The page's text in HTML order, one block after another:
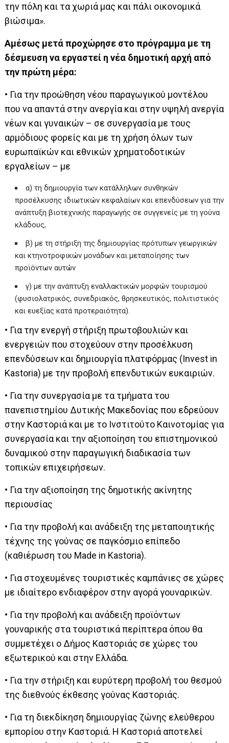
την πόλη και τα χωριά μας και πάλι οικονομικά
βιώσιμα».
Αμέσως μετά προχώρησε στο πρόγραμμα με τη
δέσμευση να εργαστεί η νέα δημοτική αρχή από
την πρώτη μέρα:
• Για την προώθηση νέου παραγωγικού μοντέλου
που να απαντά στην ανεργία και στην υψηλή ανεργία
νέων και γυναικών – σε συνεργασία με τους
αρμόδιους φορείς και με τη χρήση όλων των
ευρωπαϊκών και εθνικών χρηματοδοτικών
εργαλείων – με
α) τη δημιουργία των κατάλληλων συνθηκών
προσέλκυσης ιδιωτικών κεφαλαίων και επενδύσεων για την
ανάπτυξη βιοτεχνικής παραγωγής σε συγγενείς με τη γούνα
κλάδους,
β) με τη στήριξη της δημιουργίας πρότυπων γεωργικών
και κτηνοτροφικών μονάδων και μεταποίησης των
προϊόντων αυτών
γ) με την ανάπτυξη εναλλακτικών μορφών τουρισμού
(φυσιολατρικός, συνεδριακός, θρησκευτικός, πολιτιστικός
και ευεξίας κατά προτεραιότητα).
• Για την ενεργή στήριξη πρωτοβουλιών και
ενεργειών που στοχεύουν στην προσέλκυση
επενδύσεων και δημιουργία πλατφόρμας (Invest in
Kastoria) με την προβολή επενδυτικών ευκαιριών.
• Για την συνεργασία με τα τμήματα του
πανεπιστημίου Δυτικής Μακεδονίας που εδρεύουν
στην Καστοριά και με το Ινστιτούτο Καινοτομίας για
συνεργασία και την αξιοποίηση του επιστημονικού
δυναμικού στην παραγωγική διαδικασία των
τοπικών επιχειρήσεων.
• Για την αξιοποίηση της δημοτικής ακίνητης
περιουσίας
• Για την προβολή και ανάδειξη της μεταποιητικής
τέχνης της γούνας σε παγκόσμιο επίπεδο
(καθιέρωση του Made in Kastoria).
• Για στοχευμένες τουριστικές καμπάνιες σε χώρες
με ιδιαίτερο ενδιαφέρον στην αγορά γουναρικών.
• Για την προβολή και ανάδειξη προϊόντων
γουναρικής στα τουριστικά περίπτερα όπου θα
συμμετέχει ο Δήμος Καστοριάς σε χώρες του
εξωτερικού και στην Ελλάδα.
• Για την στήριξη και ευρύτερη προβολή του θεσμού
της διεθνούς έκθεσης γούνας Καστοριάς.
• Για τη διεκδίκηση δημιουργίας ζώνης ελεύθερου
εμπορίου στην Καστοριά. Η Καστοριά αποτελεί